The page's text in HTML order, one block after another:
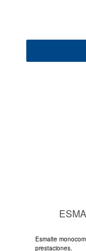
Esmalte
prestaciones.